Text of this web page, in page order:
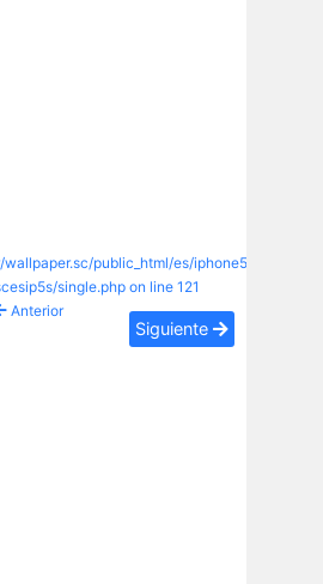
public_html/es/iphone5s/wp-
single.php on line 121
Anterior
Siguiente